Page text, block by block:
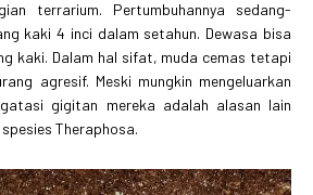
terrarium. Pertumbuhannya sedang-
kaki 4 inci dalam setahun. Dewasa bisa
kaki. Dalam hal sifat, muda cemas tetapi
agresif. Meski mungkin mengeluarkan
gigitan mereka adalah alasan lain
Theraphosa.